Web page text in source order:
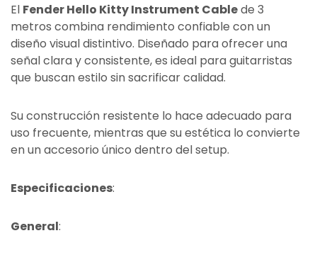
El Fender Hello Kitty Instrument Cablede 3
metros combina rendimiento confiable con un
diseño visual distintivo. Diseñado para ofrecer una
señal clara y consistente, es ideal para guitarristas
que buscan estilo sin sacrificar calidad.
Su construcción resistente lo hace adecuado para
uso frecuente, mientras que su estética lo convierte
en un accesorio único dentro del setup.
Especificaciones:
General: